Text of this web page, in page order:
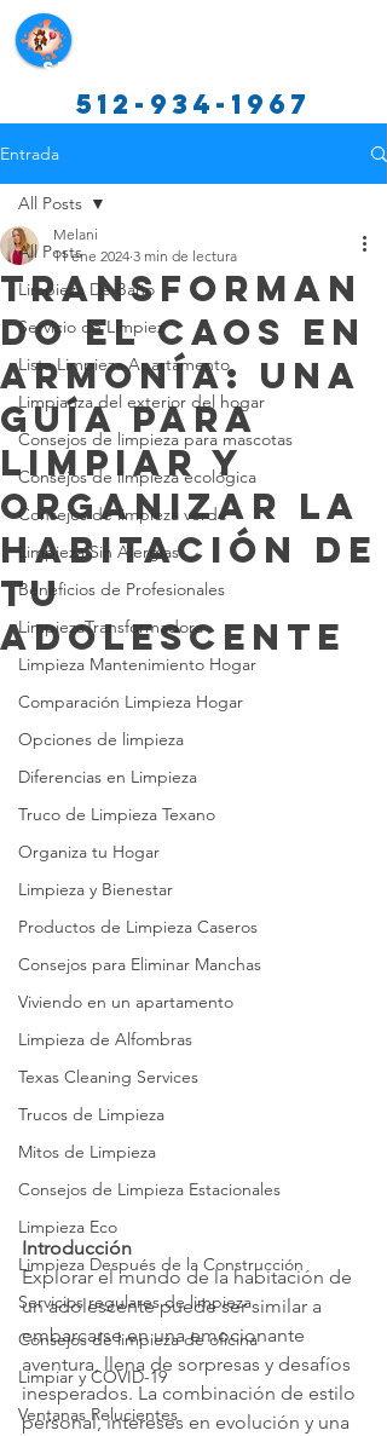
Servicios de limpieza de
512-934-1967
Entrada
All Posts
Limpieza De Baño
Servicio de Limpiez
Lista Limpieza Apartamento
Limpianza del exterior del hogar
Consejos de limpieza para mascotas
Consejos de limpieza ecológica
Consejos de limpieza verde
Limpieza Sin Alergias
Beneficios de Profesionales
LimpiezaTransformadora
Limpieza Mantenimiento Hogar
Comparación Limpieza Hogar
Opciones de limpieza
Diferencias en Limpieza
Truco de Limpieza Texano
Organiza tu Hogar
Limpieza y Bienestar
Productos de Limpieza Caseros
Consejos para Eliminar Manchas
Viviendo en un apartamento
Limpieza de Alfombras
Texas Cleaning Services
Trucos de Limpieza
Mitos de Limpieza
Consejos de Limpieza Estacionales
Limpieza Eco
Limpieza Después de la Construcción
Servicios regulares de limpieza
Consejos de limpieza de oficina
Limpiar y COVID-19
Ventanas Relucientes
All Posts
Transforman
do el Caos en
Armonía: Una
Guía para
Limpiar y
Organizar la
Habitación de
tu
Adolescente
Melani
11 ene 2024 3 min de lectura
Introducción
Explorar el mundo de la habitación de
un adolescente puede ser similar a
embarcarse en una emocionante
aventura, llena de sorpresas y desafíos
inesperados. La combinación de estilo
personal, intereses en evolución y una